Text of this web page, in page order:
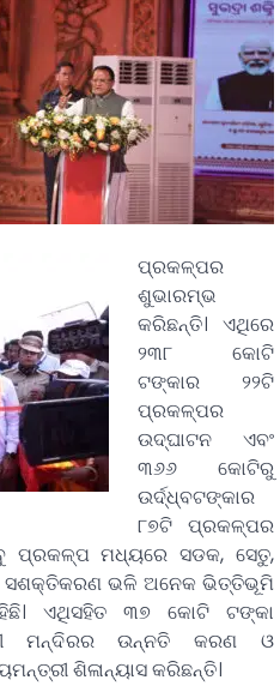
ପ୍ରକଳ୍ପର
ଶୁଭାରମ୍ଭ
କରିଛନ୍ତି। ଏଥିରେ
୨୩୮ କୋଟି
ଟଙ୍କାର ୨୨ଟି
ପ୍ରକଳ୍ପର
ଉଦ୍‌ଘାଟନ ଏବଂ
୩୬୬ କୋଟିରୁ
ଉର୍ଦ୍ଧ୍ବଟଙ୍କାର
୮୭ଟି ପ୍ରକଳ୍ପର
ପ୍ରକଳ୍ପ ମଧ୍ୟରେ ସଡକ, ସେତୁ,
ସଶକ୍ତିକରଣ ଭଳି ଅନେକ ଭିତ୍ତିଭୂମି
ଏଥିସହିତ ୩୭ କୋଟି ଟଙ୍କା
ମନ୍ଦିରର ଉନ୍ନତି କରଣ ଓ
ଶିଳାନ୍ୟାସ କରିଛନ୍ତି।